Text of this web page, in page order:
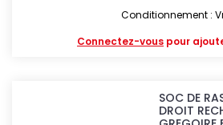
Conditionnement :
Connectez-vous pour
SOC DE
DROIT